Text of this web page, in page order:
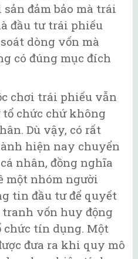
đảm bảo mà trái
đầu tư trái phiếu
dòng vốn mà
có đúng mục đích
chơi trái phiếu vẫn
chức chứ không
Dù vậy, có rất
hiện nay chuyển
nhân, đồng nghĩa
một nhóm người
tin đầu tư để quyết
vốn huy động
chức tín dụng. Một
đưa ra khi quy mô